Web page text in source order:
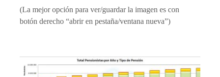
(La mejor opción para ver/guardar la imagen es con
botón derecho “abrir en pestaña/ventana nueva”)